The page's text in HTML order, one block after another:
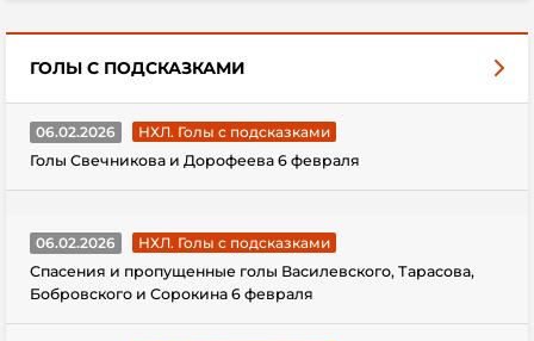
ГОЛЫ С ПОДСКАЗКАМИ
06.02.2026
НХЛ. Голы с подсказками
Голы Свечникова и Дорофеева 6 февраля
06.02.2026
НХЛ. Голы с подсказками
Спасения и пропущенные голы Василевского, Тарасова,
Бобровского и Сорокина 6 февраля